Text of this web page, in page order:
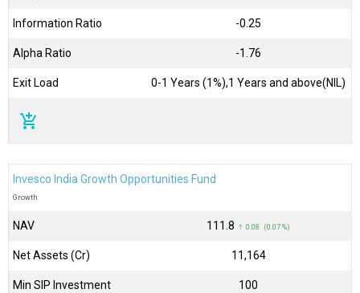
Information Ratio -0.25
Alpha Ratio -1.76
Exit Load 0-1 Years (1%),1 Years and above(NIL)
add_shopping_cart
Invesco India Growth Opportunities Fund
Growth
NAV ₹111.8 ↑ 0.08 (0.07 %)
Net Assets (Cr) ₹11,164
Min SIP Investment 100